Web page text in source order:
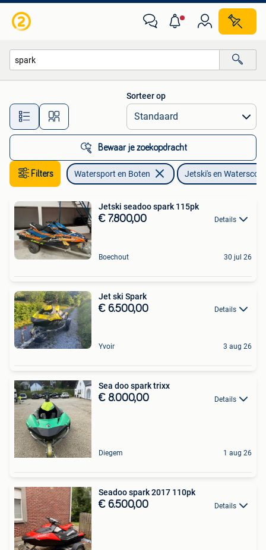
Alle afstanden…
Sorteer op
Bewaar je zoekopdracht
Filters Watersport en Boten Jetski's en
Jetski seadoo spark 115pk
€ 7.800,00 Details
Boechout 30 jul 26
Jet ski Spark
€ 6.500,00 Details
Yvoir 3 aug 26
Sea doo spark trixx
€ 8.000,00 Details
Diegem 1 aug 26
Seadoo spark 2017 110pk
€ 6.500,00 Details